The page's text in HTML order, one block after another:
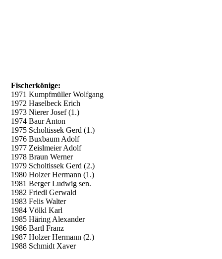
Fischerkönige:
1971 Kumpfmüller Wolfgang
1972 Haselbeck Erich
1973 Nierer Josef (1.)
1974 Baur Anton
1975 Scholtissek Gerd (1.)
1976 Buxbaum Adolf
1977 Zeislmeier Adolf
1978 Braun Werner
1979 Scholtissek Gerd (2.)
1980 Holzer Hermann (1.)
1981 Berger Ludwig sen.
1982 Friedl Gerwald
1983 Felis Walter
1984 Völkl Karl
1985 Häring Alexander
1986 Bartl Franz
1987 Holzer Hermann (2.)
1988 Schmidt Xaver